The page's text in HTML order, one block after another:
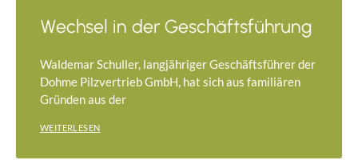
Wechsel in der Geschäftsführung
Waldemar Schuller, langjähriger Geschäftsführer der
Dohme Pilzvertrieb GmbH, hat sich aus familiären
Gründen aus der
WEITERLESEN